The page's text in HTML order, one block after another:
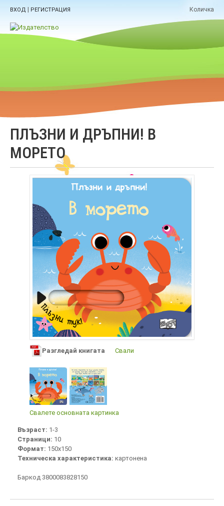
ВХОД | РЕГИСТРАЦИЯ Количка
ПЛЪЗНИ И ДРЪПНИ! В
МОРЕТО
Разгледай книгата Свали
Свалете основната картинка
Възраст: 1-3
Страници: 10
Формат: 150х150
Техническа характеристика: картонена
Баркод 3800083828150